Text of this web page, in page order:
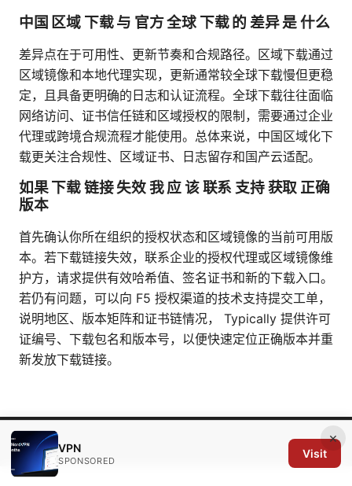
中国 区域 下载 与 官方 全球 下载 的 差异 是 什么
差异点在于可用性、更新节奏和合规路径。区域下载通过
区域镜像和本地代理实现，更新通常较全球下载慢但更稳
定，且具备更明确的日志和认证流程。全球下载往往面临
网络访问、证书信任链和区域授权的限制，需要通过企业
代理或跨境合规流程才能使用。总体来说，中国区域化下
载更关注合规性、区域证书、日志留存和国产云适配。
如果 下载 链接 失效 我 应 该 联系 支持 获取 正确
版本
首先确认你所在组织的授权状态和区域镜像的当前可用版
本。若下载链接失效，联系企业的授权代理或区域镜像维
护方，请求提供有效哈希值、签名证书和新的下载入口。
若仍有问题，可以向 F5 授权渠道的技术支持提交工单，
说明地区、版本矩阵和证书链情况， Typically 提供许可
证编号、下载包名和版本号，以便快速定位正确版本并重
新发放下载链接。
×
VPN
SPONSORED
Visit
© 2026 Arrow Review Ltd. All rights reserved.